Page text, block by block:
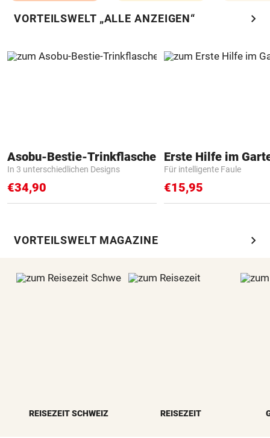
VORTEILSWELT „ALLE ANZEIGEN“ chevron_right
Asobu-Bestie-Trinkflasche
In 3 unterschiedlichen Designs
€34,90
Erste Hilfe im
Für intelligente Faule
€15,95
VORTEILSWELT MAGAZINE chevron_right
REISEZEIT SCHWEIZ REISEZEIT